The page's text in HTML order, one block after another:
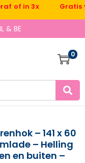
in 3x Gratis
& BE
0
– 141 x 60
– Helling
en buiten –